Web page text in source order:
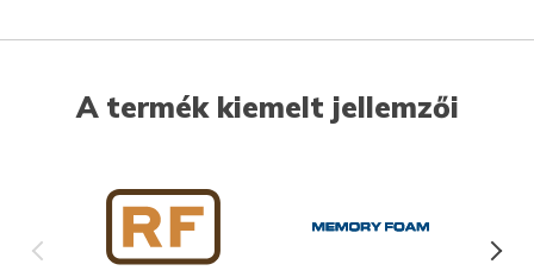
A termék kiemelt jellemzői